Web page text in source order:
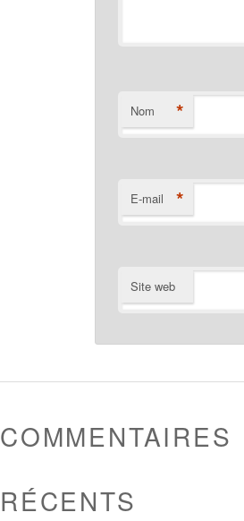
Nom *
E-mail *
Site web
COMMENTAIRES
RÉCENTS